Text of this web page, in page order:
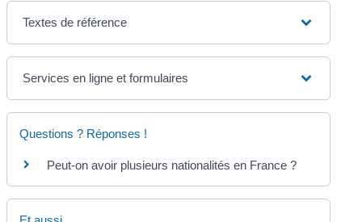
Textes de référence
Services en ligne et formulaires
Questions ? Réponses !
Peut-on avoir plusieurs nationalités en France ?